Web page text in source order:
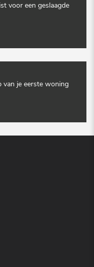
voor een geslaagde
van je eerste woning